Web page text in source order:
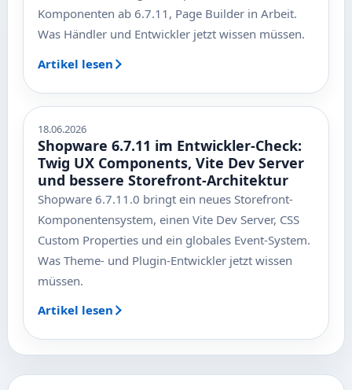
Komponenten ab 6.7.11, Page Builder in Arbeit.
Was Händler und Entwickler jetzt wissen müssen.
Artikel lesen
18.06.2026
Shopware 6.7.11 im Entwickler-Check:
Twig UX Components, Vite Dev Server
und bessere Storefront-Architektur
Shopware 6.7.11.0 bringt ein neues Storefront-
Komponentensystem, einen Vite Dev Server, CSS
Custom Properties und ein globales Event-System.
Was Theme- und Plugin-Entwickler jetzt wissen
müssen.
Artikel lesen